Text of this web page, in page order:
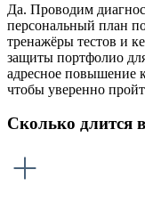
Да. Проводим
персональный план
тренажёры тестов и
защиты портфолио
адресное повышение
чтобы уверенно
Сколько длится